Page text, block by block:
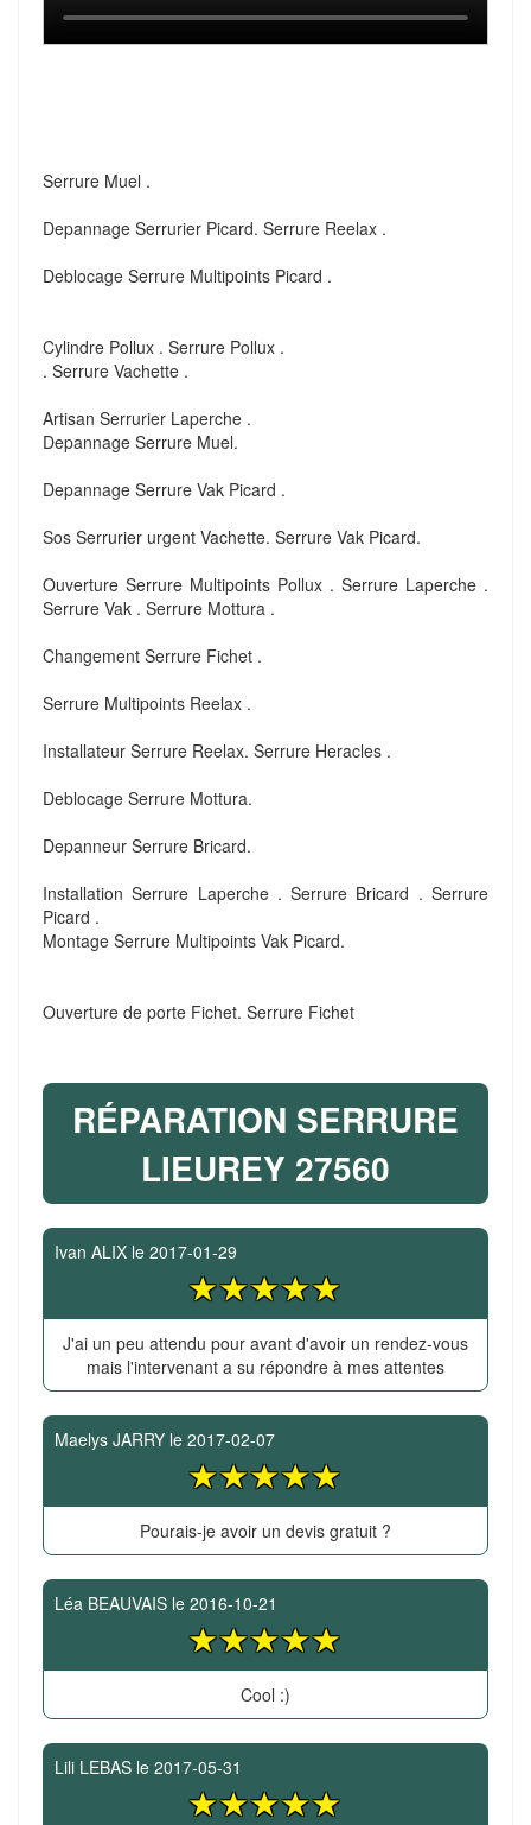
Serrure Muel .
Depannage Serrurier Picard. Serrure Reelax .
Deblocage Serrure Multipoints Picard .
Cylindre Pollux . Serrure Pollux .
. Serrure Vachette .
Artisan Serrurier Laperche .
Depannage Serrure Muel.
Depannage Serrure Vak Picard .
Sos Serrurier urgent Vachette. Serrure Vak Picard.
Ouverture Serrure Multipoints Pollux . Serrure Laperche .
Serrure Vak . Serrure Mottura .
Changement Serrure Fichet .
Serrure Multipoints Reelax .
Installateur Serrure Reelax. Serrure Heracles .
Deblocage Serrure Mottura.
Depanneur Serrure Bricard.
Installation Serrure Laperche . Serrure Bricard . Serrure
Picard .
Montage Serrure Multipoints Vak Picard.
Ouverture de porte Fichet. Serrure Fichet
RÉPARATION SERRURE
LIEUREY 27560
Ivan ALIX le 2017-01-29
J'ai un peu attendu pour avant d'avoir un rendez-vous
mais l'intervenant a su répondre à mes attentes
Maelys JARRY le 2017-02-07
Pourais-je avoir un devis gratuit ?
Léa BEAUVAIS le 2016-10-21
Cool :)
Lili LEBAS le 2017-05-31